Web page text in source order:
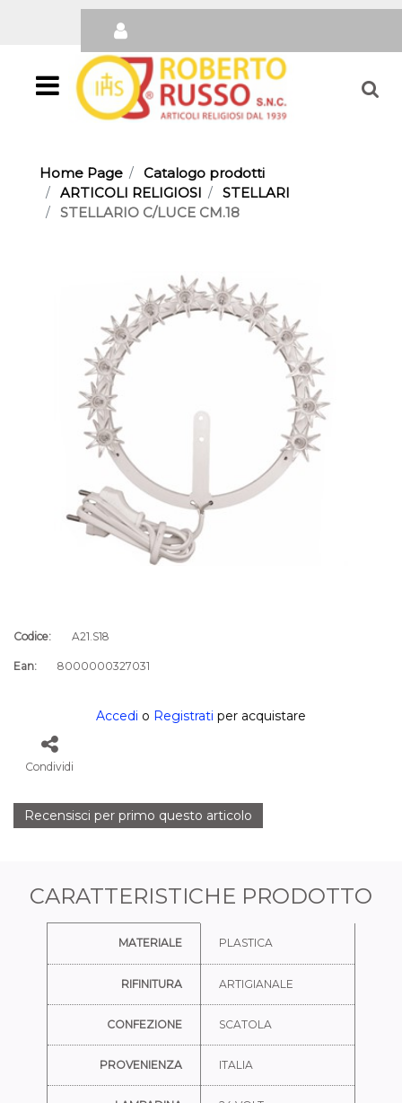
Open
Home Page
Catalogo prodotti
ARTICOLI RELIGIOSI
STELLARI
STELLARIO C/LUCE CM.18
Codice: A21.S18
Ean: 8000000327031
Accedi o Registrati per acquistare
Condividi
Recensisci per primo questo articolo
CARATTERISTICHE PRODOTTO
MATERIALE PLASTICA
RIFINITURA ARTIGIANALE
CONFEZIONE SCATOLA
PROVENIENZA ITALIA